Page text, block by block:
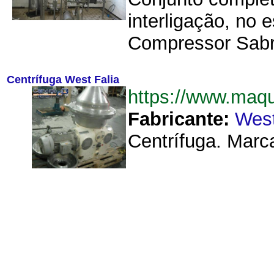
interligação, no
Compressor
Centrífuga West Falia
https://
Fabricante:
Centrífuga.